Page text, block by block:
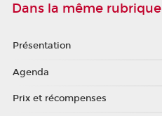
Dans la même rubrique
Présentation
Agenda
Prix et récompenses